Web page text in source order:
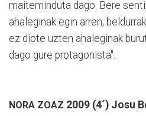
maiteminduta dago. Bere
ahaleginak egin arren,
ez diote uzten ahaleginak
dago gure protagonista".
NORA ZOAZ 2009 (4´) Josu